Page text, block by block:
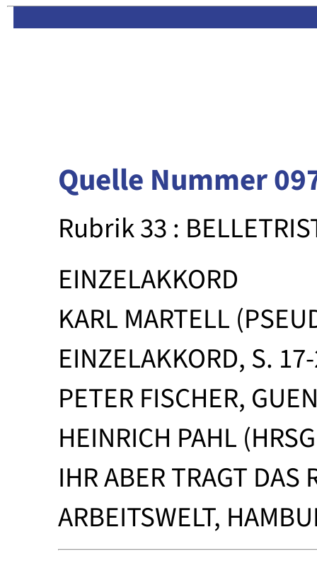
Quelle Nummer
Rubrik 33 :
EINZELAKKORD
KARL MARTELL
EINZELAKKORD, S.
PETER FISCHER,
HEINRICH PAHL
IHR ABER TRAGT DAS
ARBEITSWELT,